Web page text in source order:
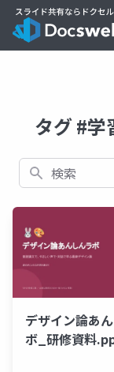
タグ #学
検索
デザイン論あ
ボ_研修資料